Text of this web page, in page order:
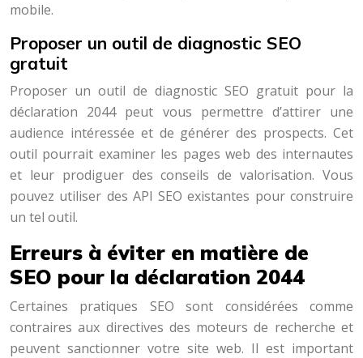
mobile.
Proposer un outil de diagnostic SEO
gratuit
Proposer un outil de diagnostic SEO gratuit pour la
déclaration 2044 peut vous permettre d’attirer une
audience intéressée et de générer des prospects. Cet
outil pourrait examiner les pages web des internautes
et leur prodiguer des conseils de valorisation. Vous
pouvez utiliser des API SEO existantes pour construire
un tel outil.
Erreurs à éviter en matière de
SEO pour la déclaration 2044
Certaines pratiques SEO sont considérées comme
contraires aux directives des moteurs de recherche et
peuvent sanctionner votre site web. Il est important